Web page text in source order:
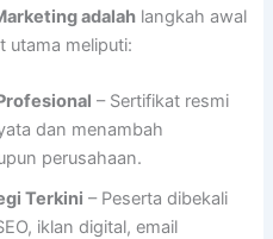
adalahlangkah awal
utama meliputi:
– Sertifikat resmi
dan menambah
perusahaan.
Terkini – Peserta dibekali
iklan digital, email